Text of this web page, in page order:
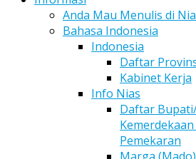
Anda Mau Menulis di
Bahasa Indonesia
Indonesia
Daftar
Kabinet Kerja
Info Nias
Daftar
Pemekaran